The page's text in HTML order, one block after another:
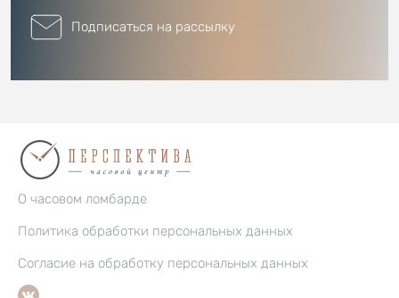
Подписаться на рассылку
О часовом ломбарде
Политика обработки персональных данных
Согласие на обработку персональных данных